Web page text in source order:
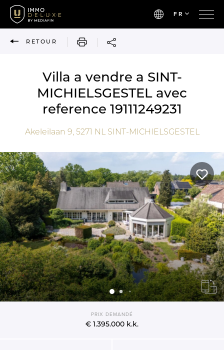
FR
RETOUR IMPRIMER
Villa a vendre a SINT-
MICHIELSGESTEL avec
reference 19111249231
Akeleilaan 9, 5271 NLSINT-MICHIELSGESTEL
PRIX DEMANDÉ
€ 1.395.000 k.k.